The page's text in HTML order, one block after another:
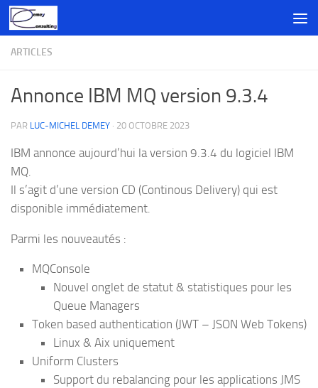
Skip to content
ARTICLES
Annonce IBM MQ version 9.3.4
PAR LUC-MICHEL DEMEY · 20 OCTOBRE 2023
IBM annonce aujourd’hui la version 9.3.4 du logiciel IBM
MQ.
Il s’agit d’une version CD (Continous Delivery) qui est
disponible immédiatement.
Parmi les nouveautés :
MQConsole
Nouvel onglet de statut & statistiques pour les
Queue Managers
Token based authentication (JWT – JSON Web Tokens)
Linux & Aix uniquement
Uniform Clusters
Support du rebalancing pour les applications JMS